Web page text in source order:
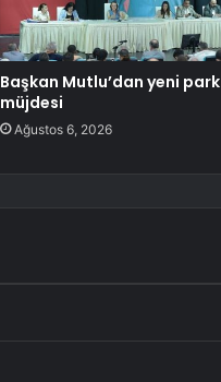
Başkan Mutlu’dan yeni park
müjdesi
Ağustos 6, 2026